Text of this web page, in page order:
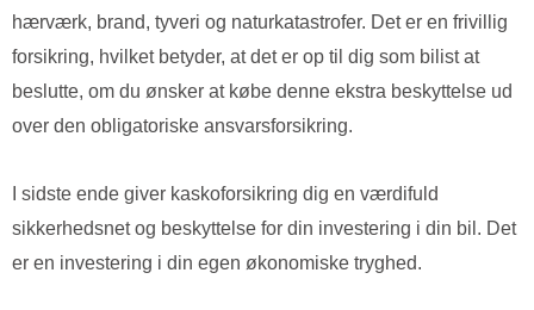
hærværk, brand, tyveri og naturkatastrofer. Det er en frivillig
forsikring, hvilket betyder, at det er op til dig som bilist at
beslutte, om du ønsker at købe denne ekstra beskyttelse ud
over den obligatoriske ansvarsforsikring.
I sidste ende giver kaskoforsikring dig en værdifuld
sikkerhedsnet og beskyttelse for din investering i din bil. Det
er en investering i din egen økonomiske tryghed.